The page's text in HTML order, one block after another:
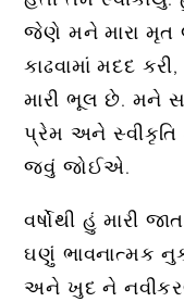
જેણે મને મારા મૃત
કાઢવામાં મદદ
મારી ભૂલ છે. મને
પ્રેમ અને સ્વીકૃતિ
જવું જોઈએ.
વર્ષોથી હું મારી
ઘણું ભાવનાત્મક
અને ખુદ ને